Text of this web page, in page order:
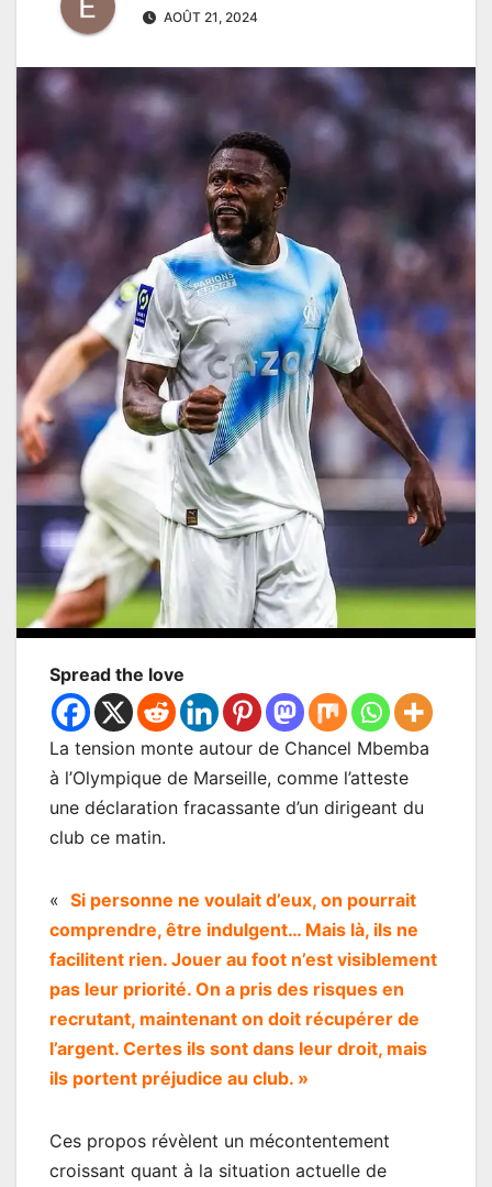
AOÛT 21, 2024
Spread the love
La tension monte autour de Chancel Mbemba
à l’Olympique de Marseille, comme l’atteste
une déclaration fracassante d’un dirigeant du
club ce matin.
« Si personne ne voulait d’eux, on pourrait
comprendre, être indulgent… Mais là, ils ne
facilitent rien. Jouer au foot n’est visiblement
pas leur priorité. On a pris des risques en
recrutant, maintenant on doit récupérer de
l’argent. Certes ils sont dans leur droit, mais
ils portent préjudice au club. »
Ces propos révèlent un mécontentement
croissant quant à la situation actuelle de